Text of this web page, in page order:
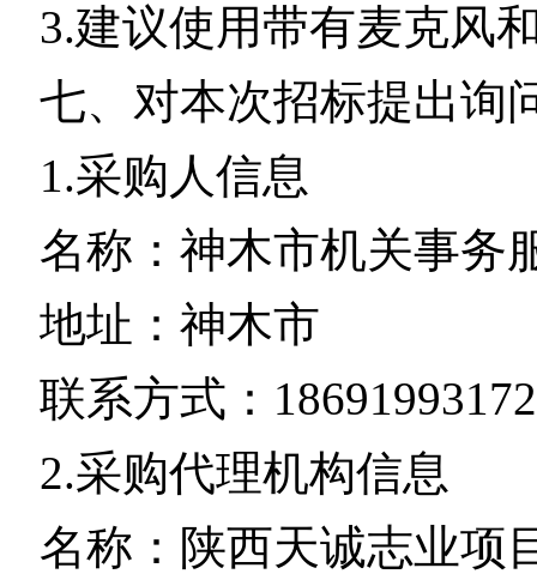
3.建议使用带有麦克风
七、对本次招标提出询
1.采购人信息
名称：神木市机关事务
地址：神木市
联系方式：18691993172
2.采购代理机构信息
名称：陕西天诚志业项